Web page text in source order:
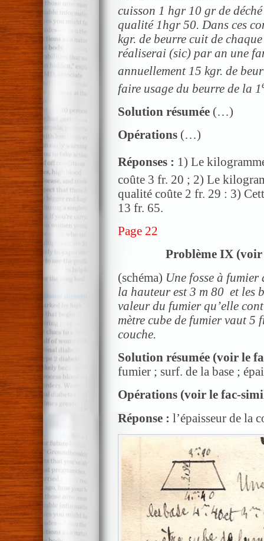
cuisson 1 hgr 10 gr de
qualité 1hgr 50. Dans ces
kgr. de beurre cuit de
réaliserai (sic) par an une
annuellement 15 kgr. de
faire usage du beurre de la 1
Solution résumée (…)
Opérations (…)
Réponses : 1) Le
coûte 3 fr. 20 ; 2) Le
qualité coûte 2 fr. 29 : 3)
13 fr. 65.
Page 22
Problème IX (voir
(schéma) Une fosse à
la hauteur est 3 m 80 et les
valeur du fumier qu’elle
mètre cube de fumier vaut 5
couche.
Solution résumée (voir le
fumier ; surf. de la base ;
Opérations (voir le fac-
Réponse : l’épaisseur de la